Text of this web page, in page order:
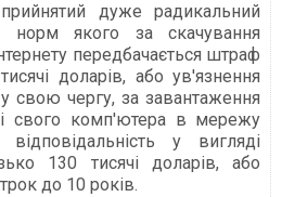
дуже радикальний
норм якого за скачування
передбачається штраф
доларів, або ув'язнення
свою чергу, за завантаження
свого комп'ютера в мережу
відповідальність у вигляді
130 тисячі доларів, або
до 10 років.